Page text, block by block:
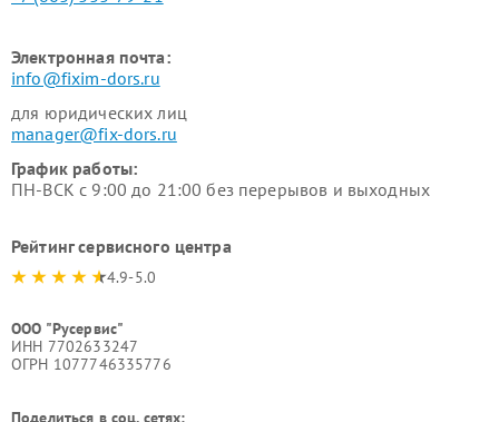
Электронная почта:
info@fixim-dors.ru
для юридических лиц
manager@fix-dors.ru
График работы:
ПН-ВСК с 9:00 до 21:00 без перерывов и выходных
Рейтинг сервисного центра
4.9-5.0
ООО "Русервис"
ИНН 7702633247
ОГРН 1077746335776
Поделиться в соц. сетях: